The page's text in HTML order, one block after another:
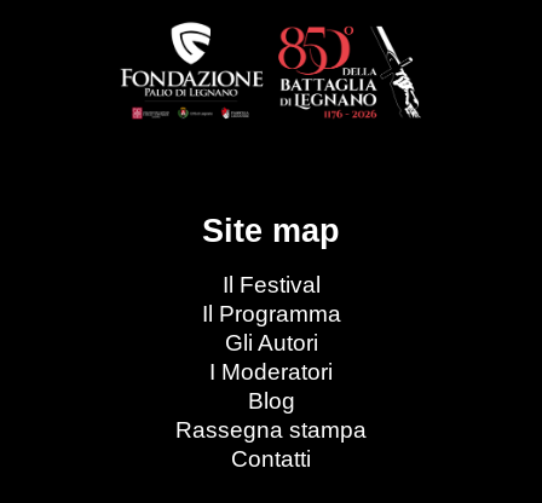
Site map
Il Festival
Il Programma
Gli Autori
I Moderatori
Blog
Rassegna stampa
Contatti